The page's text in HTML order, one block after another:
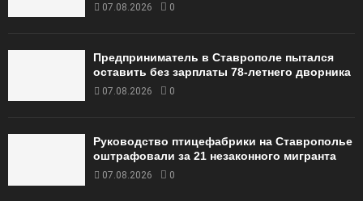
07.08.2026 0
Предприниматель в Ставрополе пытался
оставить без зарплаты 78-летнего дворника
07.08.2026 0
Руководство птицефабрики на Ставрополье
оштрафовали за 21 незаконного мигранта
07.08.2026 0